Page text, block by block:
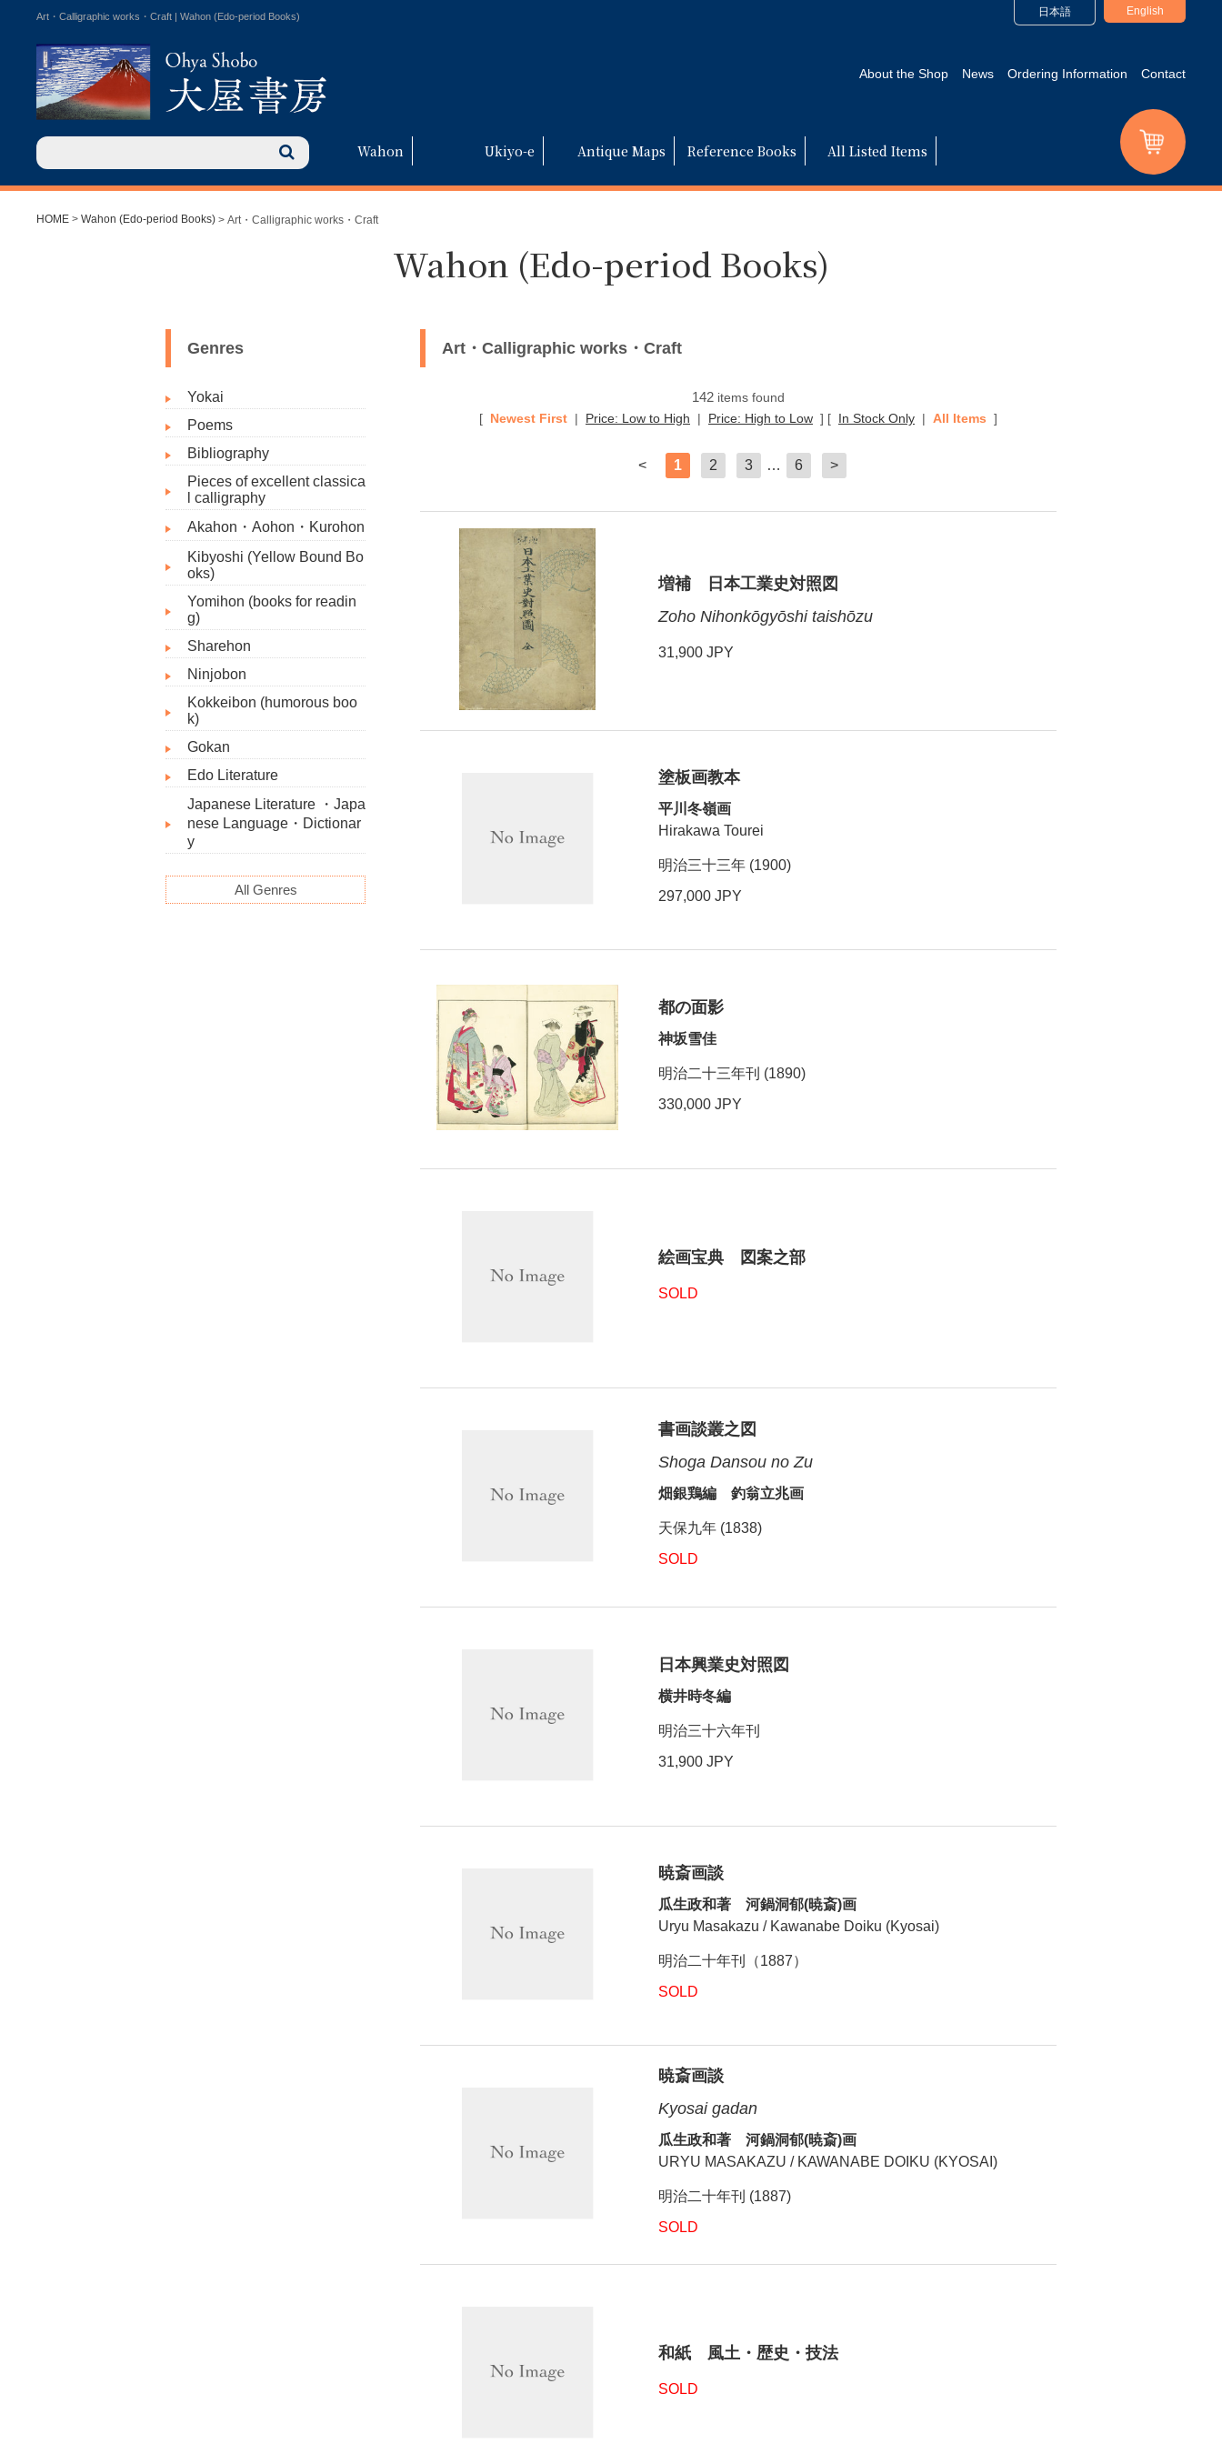
Art・Calligraphic works・Craft | Wahon (Edo-period Books) 日本語 English
About the Shop News Ordering Information Contact
Wahon Ukiyo-e Antique Maps Reference Books All Listed Items
HOME > Wahon (Edo-period Books) > Art・Calligraphic works・Craft
Wahon (Edo-period Books)
Art・Calligraphic works・Craft
142 items found
[ Newest First | Price: Low to High | Price: High to Low ] [ In Stock Only | All Items ]
< 1 2 3 … 6 >
増補 日本工業史対照図
Zoho Nihonkōgyōshi taishōzu
31,900 JPY
塗板画教本
平川冬嶺画
Hirakawa Tourei
明治三十三年 (1900)
297,000 JPY
都の面影
神坂雪佳
明治二十三年刊 (1890)
330,000 JPY
絵画宝典 図案之部
SOLD
書画談叢之図
Shoga Dansou no Zu
畑銀鶏編 釣翁立兆画
天保九年 (1838)
SOLD
日本興業史対照図
横井時冬編
明治三十六年刊
31,900 JPY
暁斎画談
瓜生政和著 河鍋洞郁(暁斎)画
Uryu Masakazu / Kawanabe Doiku (Kyosai)
明治二十年刊（1887）
SOLD
暁斎画談
Kyosai gadan
瓜生政和著 河鍋洞郁(暁斎)画
URYU MASAKAZU / KAWANABE DOIKU (KYOSAI)
明治二十年刊 (1887)
SOLD
和紙 風土・歴史・技法
SOLD
Genres
Yokai
Poems
Bibliography​
Pieces of excellent classica
l calligraphy
Akahon・Aohon・Kurohon
Kibyoshi (Yellow Bound Bo
oks)
Yomihon (books for readin
g)
Sharehon
Ninjobon
Kokkeibon (humorous boo
k)
Gokan
Edo Literature
Japanese Literature ・Japa
nese Language・Dictionar
y
All Genres